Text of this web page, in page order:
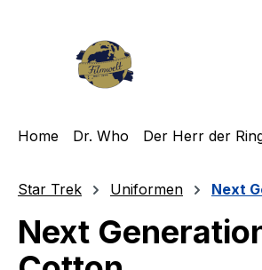
Home Dr. Who Der Herr der
Star Trek Uniformen Next
Next